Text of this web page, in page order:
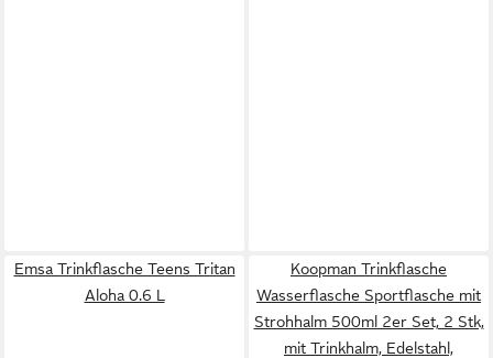
Emsa Trinkflasche Teens Tritan
Aloha 0.6 L
Koopman Trinkflasche
Wasserflasche Sportflasche mit
Strohhalm 500ml 2er Set, 2 Stk,
mit Trinkhalm, Edelstahl,